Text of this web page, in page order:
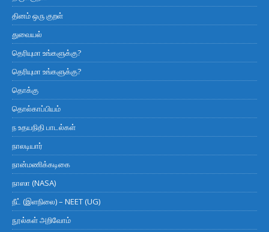
தினம் ஒரு குறள்
துவையல்
தெரியுமா உங்களுக்கு?
தெரியுமா உங்களுக்கு?
தொக்கு
தொல்காப்பியம்
ந உதயநிதி பாடல்கள்
நாலடியார்
நான்மணிக்கடிகை
நாஸா (NASA)
நீட் (இளநிலை) – NEET (UG)
நூல்கள் அறிவோம்